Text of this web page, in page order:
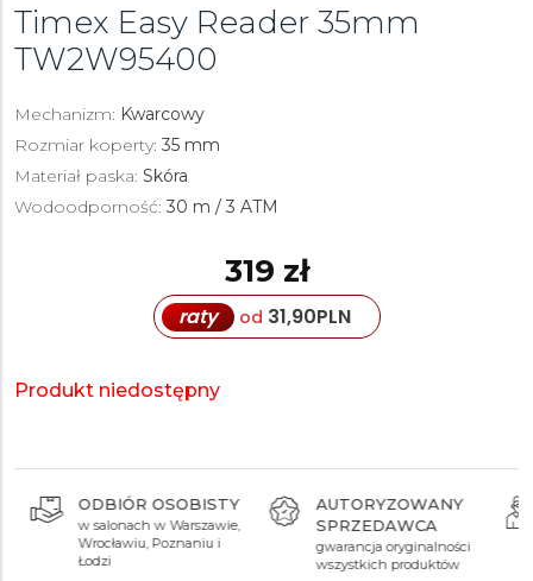
Timex Easy Reader 35mm
TW2W95400
Mechanizm: Kwarcowy
Rozmiar koperty: 35 mm
Materiał paska: Skóra
Wodoodporność: 30 m / 3 ATM
319 zł
raty od 31,90PLN
Produkt niedostępny
ODBIÓR OSOBISTY
w salonach w Warszawie,
Wrocławiu, Poznaniu i
Łodzi
AUTORYZOWANY
SPRZEDAWCA
gwarancja oryginalności
wszystkich produktów